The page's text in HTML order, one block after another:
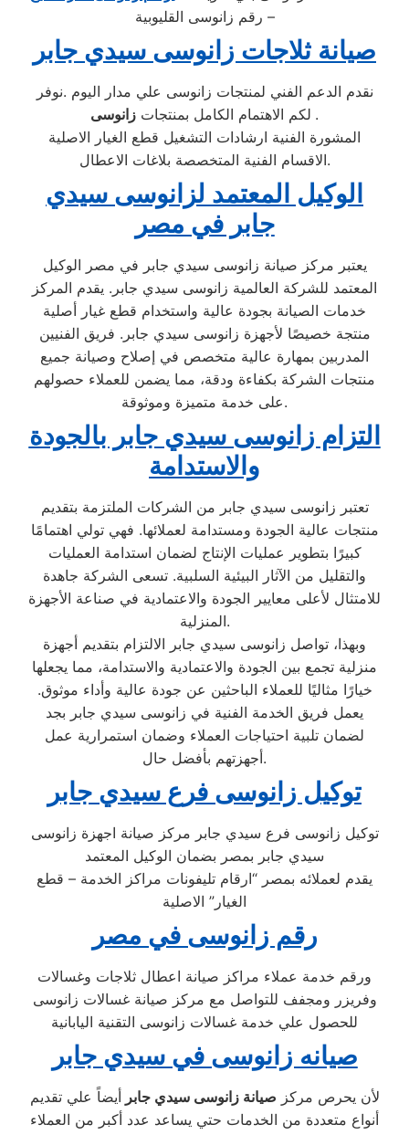
– رقم زانوسى القليوبية
صيانة ثلاجات زانوسى سيدي جابر
نقدم الدعم الفني لمنتجات زانوسى علي مدار اليوم .نوفر
لكم الاهتمام الكامل بمنتجات .
المشورة الفنية ارشادات التشغيل قطع الغيار الاصلية
الاقسام الفنية المتخصصة بلاغات الاعطال.
الوكيل المعتمد لزانوسى سيدي
جابر في مصر
يعتبر مركز صيانة زانوسى سيدي جابر في مصر الوكيل
المعتمد للشركة العالمية زانوسى سيدي جابر. يقدم المركز
خدمات الصيانة بجودة عالية واستخدام قطع غيار أصلية
منتجة خصيصًا لأجهزة زانوسى سيدي جابر. فريق الفنيين
المدربين بمهارة عالية متخصص في إصلاح وصيانة جميع
منتجات الشركة بكفاءة ودقة، مما يضمن للعملاء حصولهم
على خدمة متميزة وموثوقة.
التزام زانوسى سيدي جابر بالجودة
والاستدامة
تعتبر زانوسى سيدي جابر من الشركات الملتزمة بتقديم
منتجات عالية الجودة ومستدامة لعملائها. فهي تولي اهتمامًا
كبيرًا بتطوير عمليات الإنتاج لضمان استدامة العمليات
والتقليل من الآثار البيئية السلبية. تسعى الشركة جاهدة
للامتثال لأعلى معايير الجودة والاعتمادية في صناعة الأجهزة
المنزلية.
وبهذا، تواصل زانوسى سيدي جابر الالتزام بتقديم أجهزة
منزلية تجمع بين الجودة والاعتمادية والاستدامة، مما يجعلها
خيارًا مثاليًا للعملاء الباحثين عن جودة عالية وأداء موثوق.
يعمل فريق الخدمة الفنية في زانوسى سيدي جابر بجد
لضمان تلبية احتياجات العملاء وضمان استمرارية عمل
أجهزتهم بأفضل حال.
توكيل زانوسى فرع سيدي جابر
توكيل زانوسى فرع سيدي جابر مركز صيانة اجهزة زانوسى
سيدي جابر بمصر بضمان الوكيل المعتمد
يقدم لعملائه بمصر “ارقام تليفونات مراكز الخدمة – قطع
الغيار” الاصلية
رقم زانوسى في مصر
ورقم خدمة عملاء مراكز صيانة اعطال ثلاجات وغسالات
وفريزر ومجفف للتواصل مع مركز صيانة غسالات زانوسى
للحصول علي خدمة غسالات زانوسى التقنية اليابانية
صيانه زانوسى في سيدي جابر
لأن يحرص مركز صيانة زانوسى سيدي جابر أيضاً علي تقديم
أنواع متعددة من الخدمات حتي يساعد عدد أكبر من العملاء